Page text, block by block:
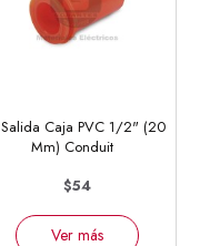
Salida Caja PVC 1/2" (20
Mm) Conduit
$54
Ver más